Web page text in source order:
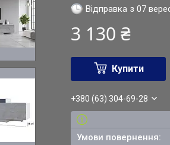
Відправка з 07
3 130 ₴
Купити
+380 (63) 304-69-28